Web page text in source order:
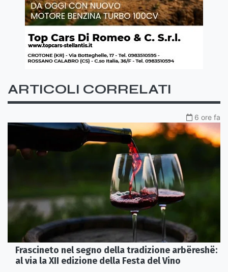
ARTICOLI CORRELATI
6 ore fa
Frascineto nel segno della tradizione arbëreshë:
al via la XII edizione della Festa del Vino